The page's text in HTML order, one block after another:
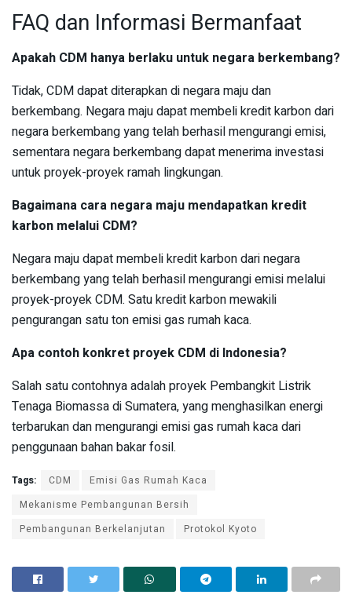
FAQ dan Informasi Bermanfaat
Apakah CDM hanya berlaku untuk negara berkembang?
Tidak, CDM dapat diterapkan di negara maju dan
berkembang. Negara maju dapat membeli kredit karbon dari
negara berkembang yang telah berhasil mengurangi emisi,
sementara negara berkembang dapat menerima investasi
untuk proyek-proyek ramah lingkungan.
Bagaimana cara negara maju mendapatkan kredit
karbon melalui CDM?
Negara maju dapat membeli kredit karbon dari negara
berkembang yang telah berhasil mengurangi emisi melalui
proyek-proyek CDM. Satu kredit karbon mewakili
pengurangan satu ton emisi gas rumah kaca.
Apa contoh konkret proyek CDM di Indonesia?
Salah satu contohnya adalah proyek Pembangkit Listrik
Tenaga Biomassa di Sumatera, yang menghasilkan energi
terbarukan dan mengurangi emisi gas rumah kaca dari
penggunaan bahan bakar fosil.
Tags: CDM
Emisi Gas Rumah Kaca
Mekanisme Pembangunan Bersih
Pembangunan Berkelanjutan
Protokol Kyoto